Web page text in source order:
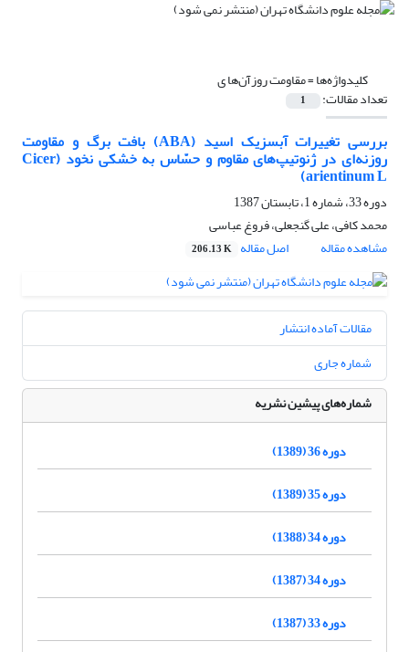
کلیدواژه‌ها =مقاومت روزآن‌ها ی
تعداد مقالات: 1
بررسی تغییرات آبسزیک اسید (ABA) بافت برگ و مقاومت
روزنه‌ای در ژنوتیپ‌‌های مقاوم و حسّاس به خشکی نخود (Cicer
arientinum L)
دوره 33، شماره 1، تابستان 1387
محمد کافی، علی گنجعلی، فروغ عباسی
مشاهده مقاله
اصل مقاله 206.13 K
مقالات آماده انتشار
شماره جاری
شماره‌های پیشین نشریه
دوره 36 (1389)
دوره 35 (1389)
دوره 34 (1388)
دوره 34 (1387)
دوره 33 (1387)